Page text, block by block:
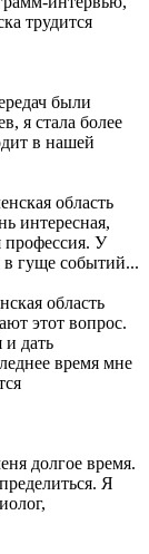
трудится
были
я стала более
в нашей
область
интересная,
профессия. У
гуще событий...
область
этот вопрос.
и дать
время мне
долгое время.
Я